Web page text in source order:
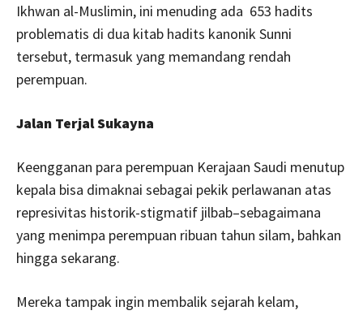
Ikhwan al-Muslimin, ini menuding ada 653 hadits
problematis di dua kitab hadits kanonik Sunni
tersebut, termasuk yang memandang rendah
perempuan.
Jalan Terjal Sukayna
Keengganan para perempuan Kerajaan Saudi menutup
kepala bisa dimaknai sebagai pekik perlawanan atas
represivitas historik-stigmatif jilbab–sebagaimana
yang menimpa perempuan ribuan tahun silam, bahkan
hingga sekarang.
Mereka tampak ingin membalik sejarah kelam,